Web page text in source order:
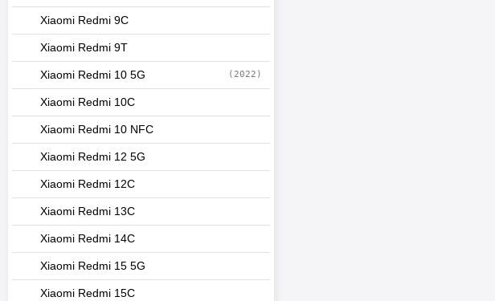
Xiaomi Redmi 9C
Xiaomi Redmi 9T
Xiaomi Redmi 10 5G (2022)
Xiaomi Redmi 10C
Xiaomi Redmi 10 NFC
Xiaomi Redmi 12 5G
Xiaomi Redmi 12C
Xiaomi Redmi 13C
Xiaomi Redmi 14C
Xiaomi Redmi 15 5G
Xiaomi Redmi 15C